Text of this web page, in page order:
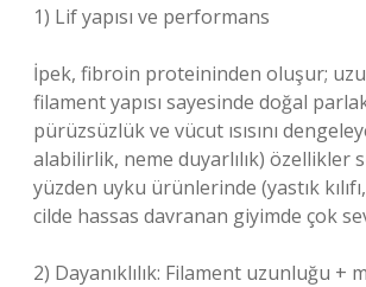
1) Lif yapısı ve performans
İpek, fibroin proteininden oluşur;
filament yapısı sayesinde doğal
pürüzsüzlük ve vücut ısısını
alabilirlik, neme duyarlılık) özellikler
yüzden uyku ürünlerinde (yastık
cilde hassas davranan giyimde çok
2) Dayanıklılık: Filament uzunluğu +